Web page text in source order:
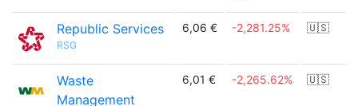
Republic Services
RSG
6,06 € -2,281.25% 🇺🇸
Waste
Management
6,01 € -2,265.62% 🇺🇸